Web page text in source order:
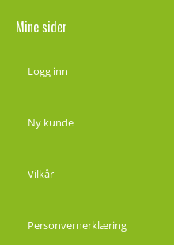
Mine sider
Logg inn
Ny kunde
Vilkår
Personvernerklæring